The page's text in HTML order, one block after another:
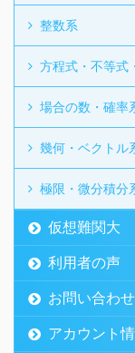
整数系
方程式・不等式
場合の数・確率
幾何・ベクトル
極限・微分積分
仮想難関大
利用者の声
お問い合わせ
アカウント